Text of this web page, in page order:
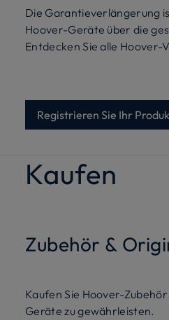
Die Garantieverlängerung
Hoover-Geräte über die
Entdecken Sie alle
Registrieren Sie Ihr
Kaufen
Zubehör &
Kaufen Sie Hoover-
Geräte zu gewährleisten.